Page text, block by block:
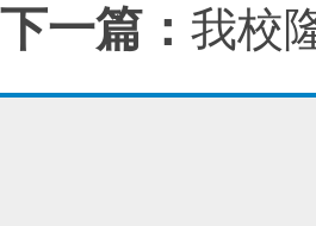
下一篇： 我校